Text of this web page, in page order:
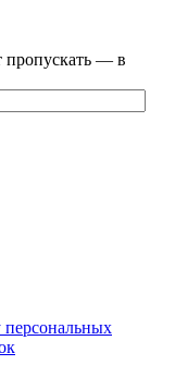
пропускать — в
персональных